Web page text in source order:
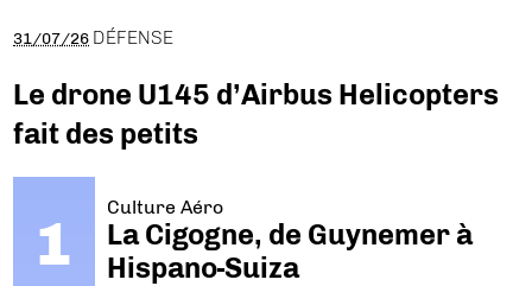
31/07/26 DÉFENSE
Le drone U145 d’Airbus Helicopters
fait des petits
Culture Aéro
La Cigogne, de Guynemer à
Hispano-Suiza